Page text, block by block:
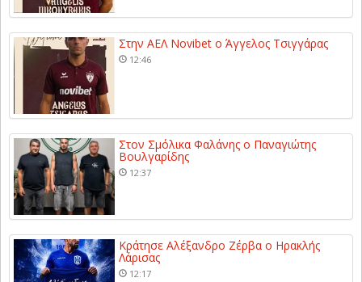
Στην ΑΕΛ Novibet ο Άγγελος Τσιγγάρας
12:46
Στον Σμόλικα Φαλάνης ο Παναγιώτης
Βουλγαρίδης
12:37
Κράτησε Αλέξανδρο Ζέρβα ο Ηρακλής
Λάρισας
12:17